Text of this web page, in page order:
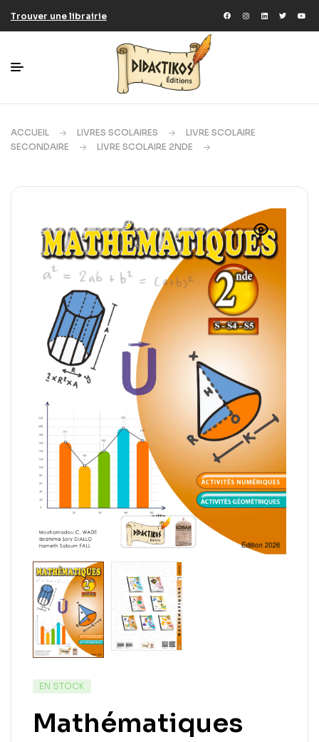
Trouver une librairie
ACCUEIL LIVRES SCOLAIRES
LIVRE SCOLAIRE
SECONDAIRE
LIVRE SCOLAIRE 2NDE
EN STOCK
Mathématiques